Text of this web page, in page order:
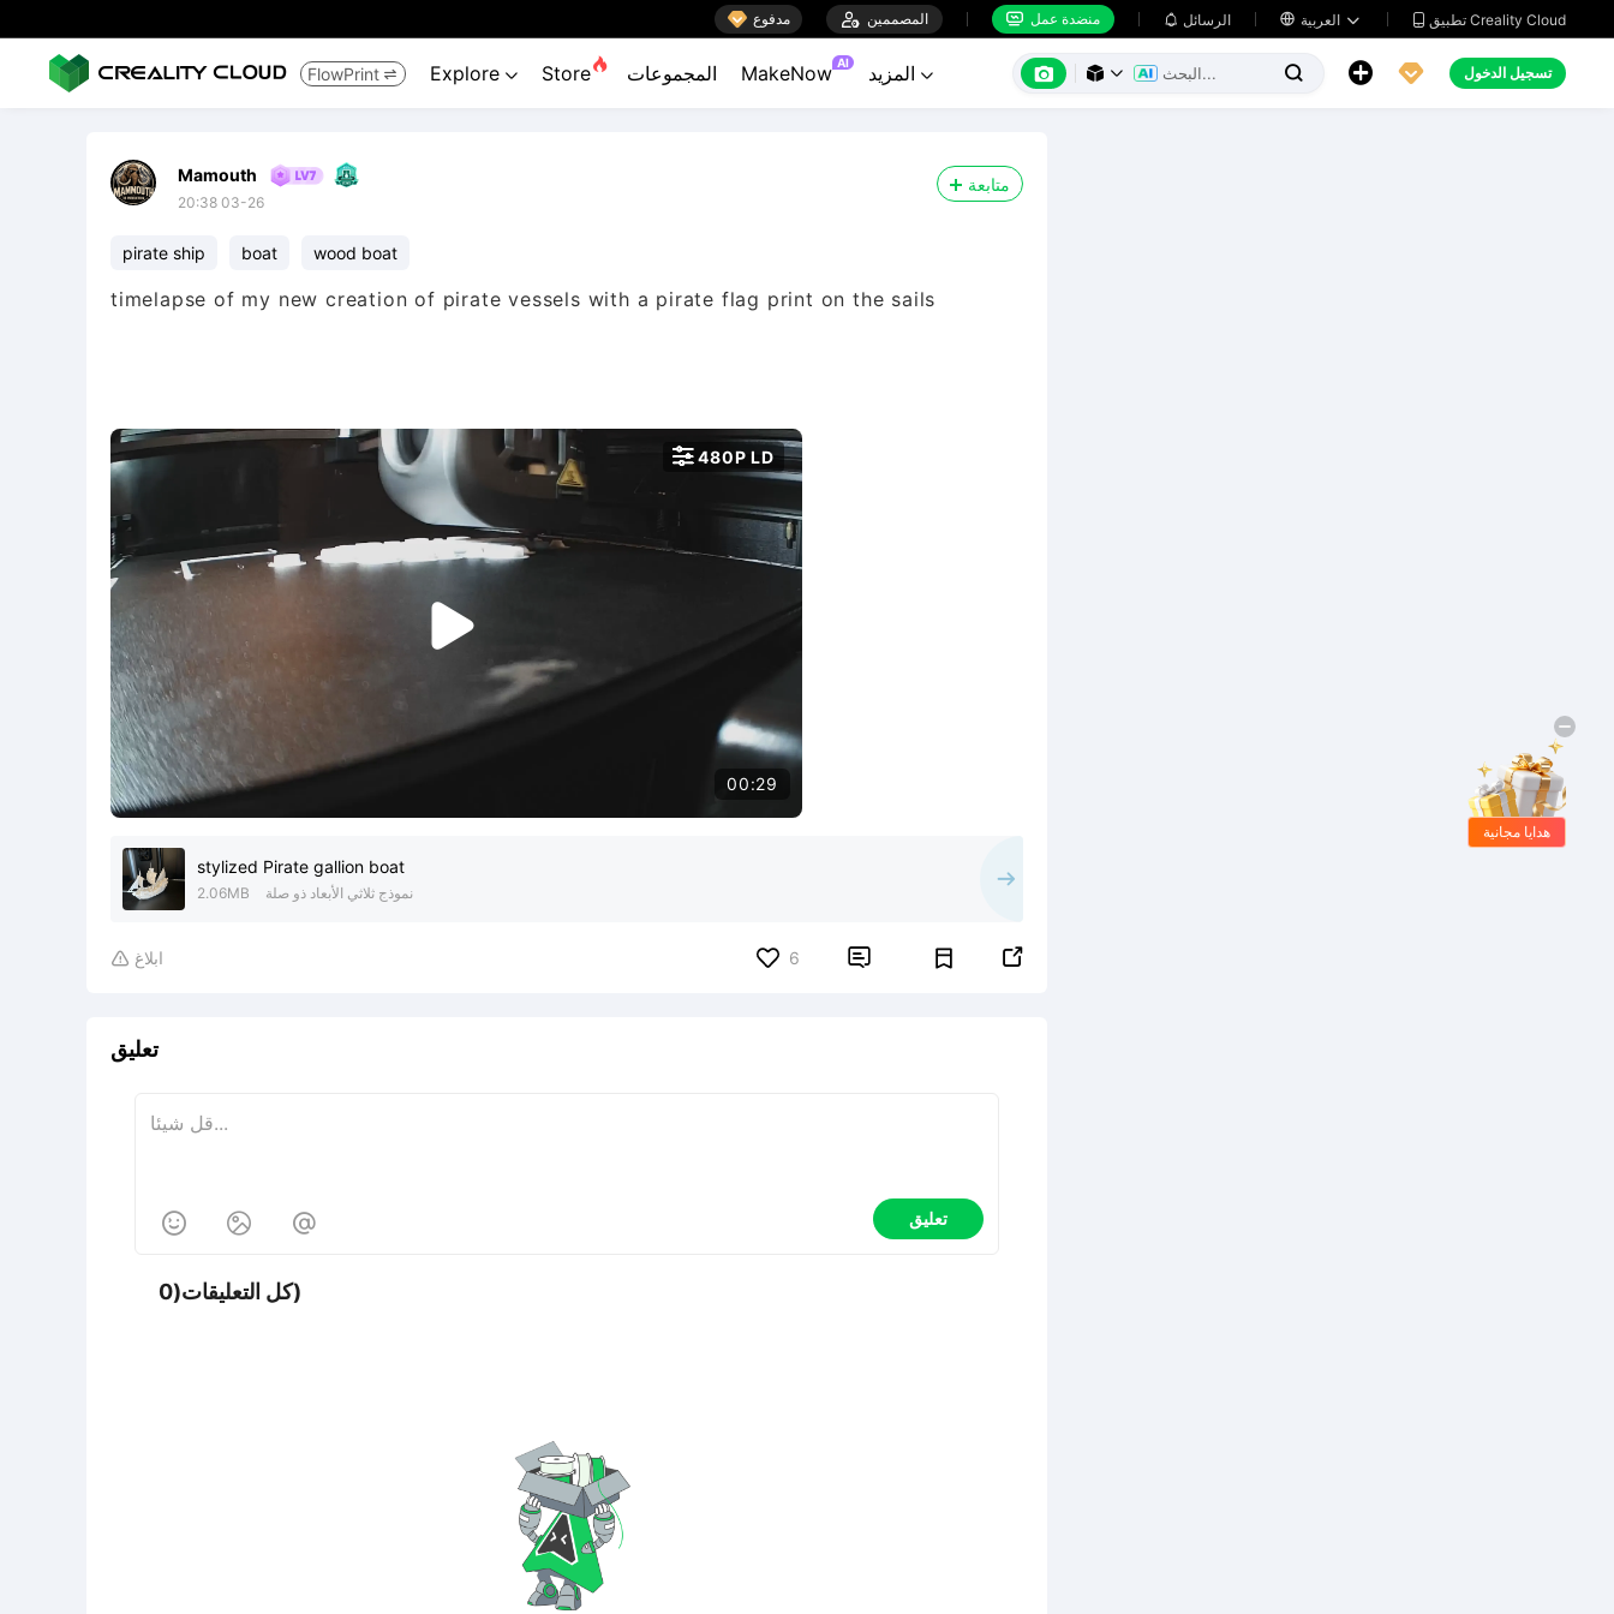
 مدفوع  المصممين  منضدة عمل  الرسائل    تطبيق Creality Cloud
FlowPrint  Explore  Store المجموعات MakeNow AI
       تسجيل الدخول
Mamouth
20:38 03-26
متابعة
pirate ship boat wood boat
timelapse of my new creation of pirate vessels with a pirate flag print on the sails
00:29

480P LD
stylized Pirate gallion boat
2.06MB نموذج ثلاثي الأبعاد ذو صلة
 ابلاغ 6  
تعليق
   تعليق
كل التعليقات(0)
هدايا مجانية